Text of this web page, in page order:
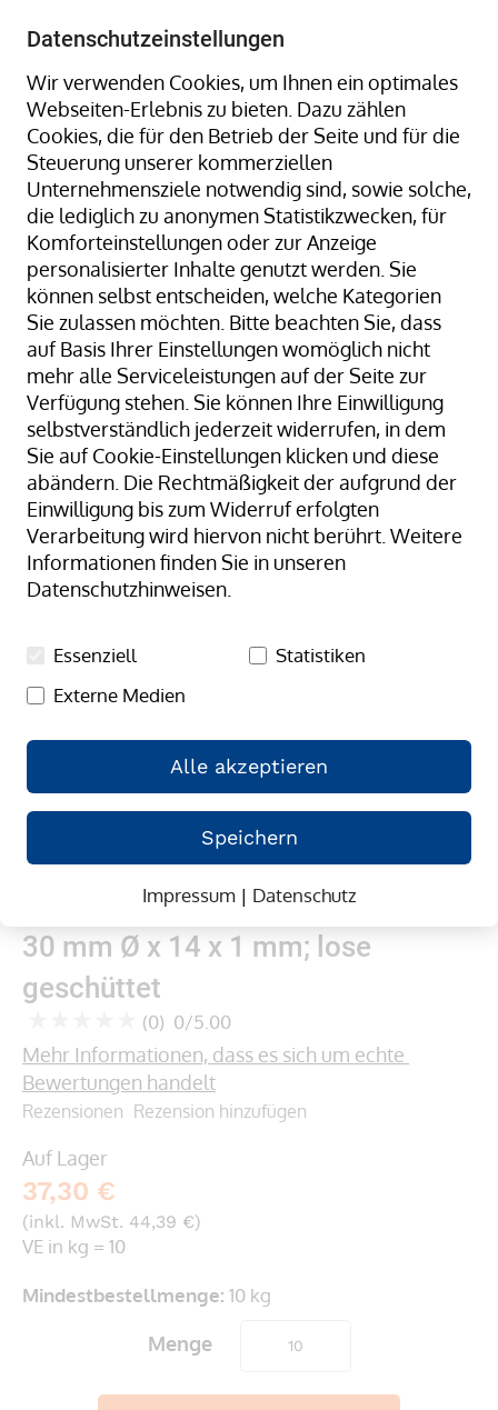
Datenschutzeinstellungen
Wir verwenden Cookies, um Ihnen ein optimales
Webseiten-Erlebnis zu bieten. Dazu zählen
Cookies, die für den Betrieb der Seite und für die
Steuerung unserer kommerziellen
Unternehmensziele notwendig sind, sowie solche,
die lediglich zu anonymen Statistikzwecken, für
Komforteinstellungen oder zur Anzeige
personalisierter Inhalte genutzt werden. Sie
können selbst entscheiden, welche Kategorien
Sie zulassen möchten. Bitte beachten Sie, dass
auf Basis Ihrer Einstellungen womöglich nicht
mehr alle Serviceleistungen auf der Seite zur
Verfügung stehen. Sie können Ihre Einwilligung
selbstverständlich jederzeit widerrufen, in dem
Sie auf Cookie-Einstellungen klicken und diese
abändern. Die Rechtmäßigkeit der aufgrund der
Einwilligung bis zum Widerruf erfolgten
Verarbeitung wird hiervon nicht berührt. Weitere
Informationen finden Sie in unseren
Datenschutzhinweisen.
Essenziell
Statistiken
Externe Medien
Alle akzeptieren
Speichern
Impressum| Datenschutz
Home
Gummiringe + Gummibänder
Gummiringe + Gummibänder Naturkautschuk
Gummibänder, natur/transparent; 30 mm Ø x 14 x 1
mm; lose geschüttet
Zum
Ende
der
Bildergalerie
springen
Anfang
der
Bildergalerie
springen
Gummibänder, natur/transparent;
30 mm Ø x 14 x 1 mm; lose
geschüttet
0
% of100
(0) 0/5.00
Mehr Informationen, dass es sich um echte
Bewertungen handelt
Rezensionen Rezension hinzufügen
Auf Lager
37,30 €
(inkl. MwSt. 44,39 €)
VE in kg = 10
Mindestbestellmenge: 10 kg
Menge